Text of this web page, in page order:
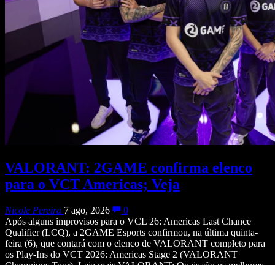
VALORANT: 2GAME confirma elenco
para o VCT Americas; Veja
Nicole Pereira 7 ago, 2026
0
Após alguns improvisos para o VCL 26: Americas Last Chance
Qualifier (LCQ), a 2GAME Esports confirmou, na última quinta-
feira (6), que contará com o elenco de VALORANT completo para
os Play-Ins do VCT 2026: Americas Stage 2 (VALORANT